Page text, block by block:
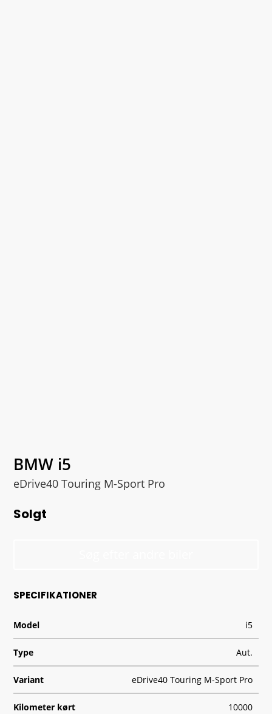
BMW i5
eDrive40 Touring M-Sport Pro
Solgt
SPECIFIKATIONER
Model i5
Type Aut.
Variant eDrive40 Touring M-Sport Pro
Kilometer kørt 10000